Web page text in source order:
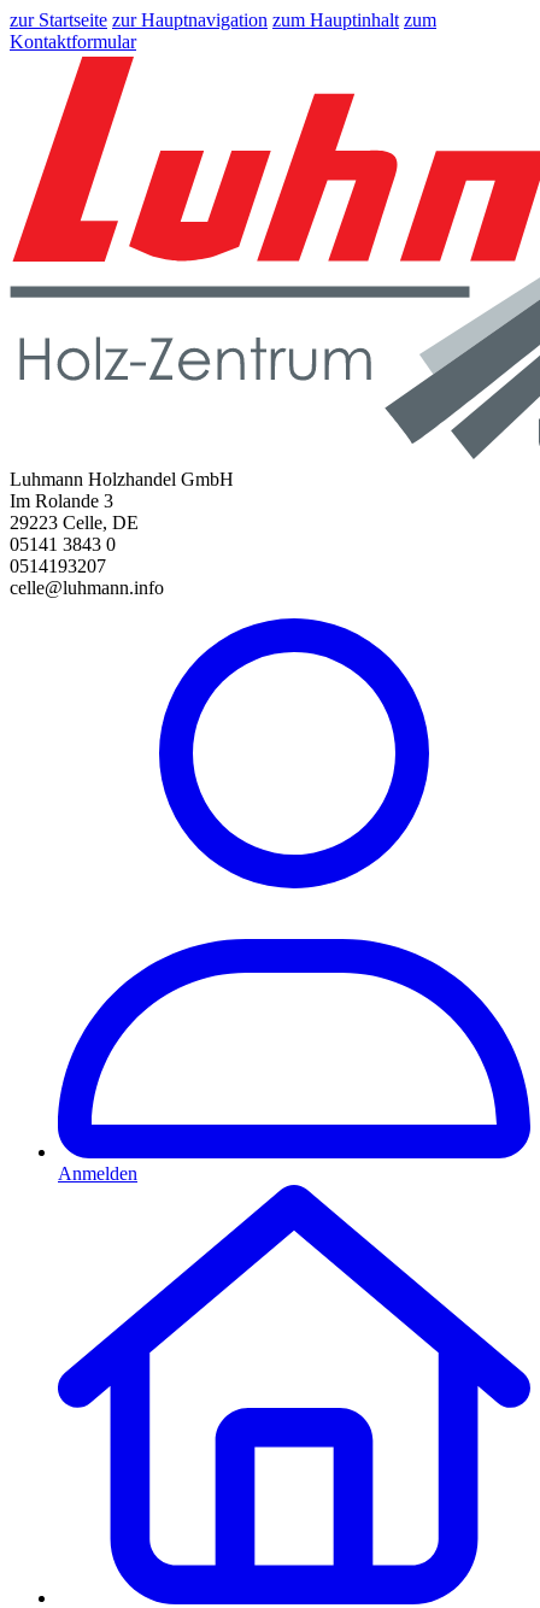
zur Startseite zur Hauptnavigation zum Hauptinhalt zum
Kontaktformular
Luhmann Holzhandel GmbH
Im Rolande 3
29223 Celle, DE
05141 3843 0
0514193207
celle@luhmann.info
Anmelden